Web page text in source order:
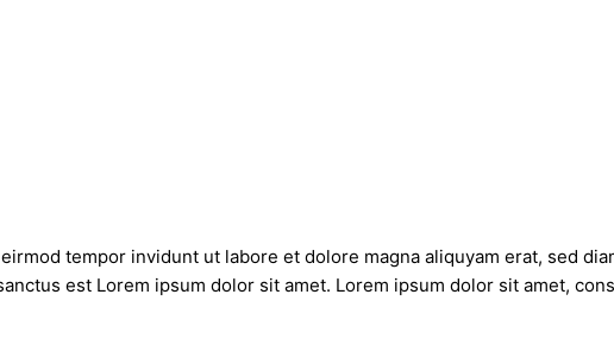
tempor invidunt ut labore et dolore magna aliquyam erat, sed
est Lorem ipsum dolor sit amet. Lorem ipsum dolor sit amet,